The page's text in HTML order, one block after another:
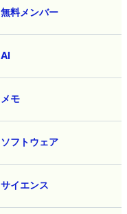
無料メンバー
AI
メモ
ソフトウェア
サイエンス